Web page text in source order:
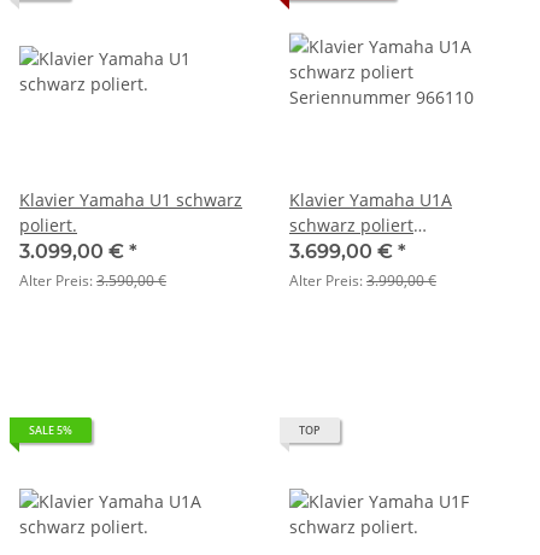
Klavier Yamaha U1 schwarz
poliert.
3.099,00 € *
Alter Preis:3.590,00 €
Klavier Yamaha U1A
schwarz poliert
Seriennummer 966110
3.699,00 € *
Alter Preis:3.990,00 €
SALE 5% TOP